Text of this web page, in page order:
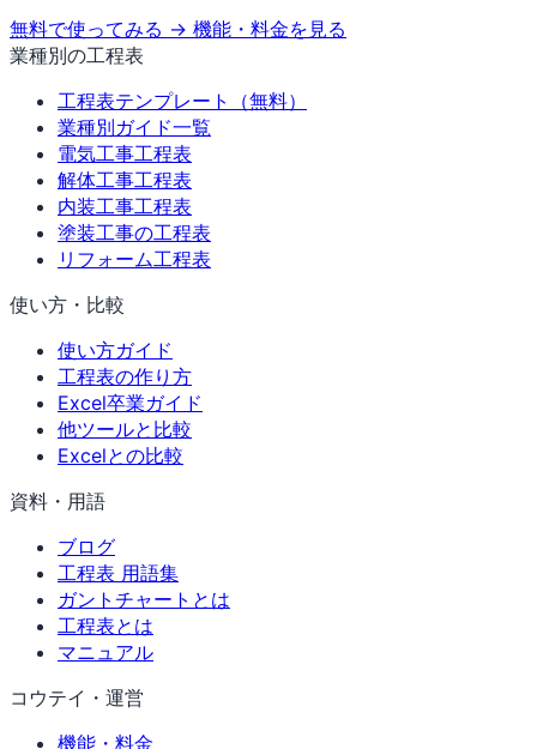
無料で使ってみる → 機能・料金を見る
業種別の工程表
工程表テンプレート（無料）
業種別ガイド一覧
電気工事工程表
解体工事工程表
内装工事工程表
塗装工事の工程表
リフォーム工程表
使い方・比較
使い方ガイド
工程表の作り方
Excel卒業ガイド
他ツールと比較
Excelとの比較
資料・用語
ブログ
工程表 用語集
ガントチャートとは
工程表とは
マニュアル
コウテイ・運営
機能・料金